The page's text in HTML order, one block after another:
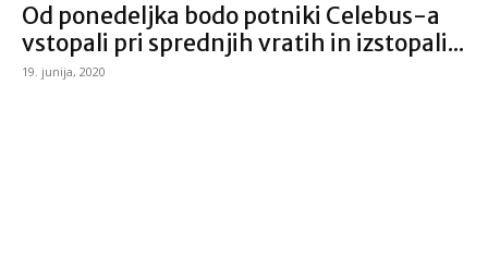
Od ponedeljka bodo potniki Celebus-a
vstopali pri sprednjih vratih in izstopali...
19. junija, 2020